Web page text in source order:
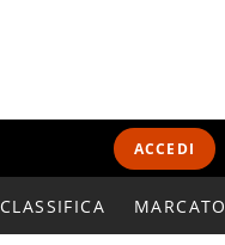
ACCEDI
CLASSIFICA